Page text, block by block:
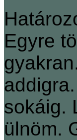
Egyre
sokáig.
ülnöm.